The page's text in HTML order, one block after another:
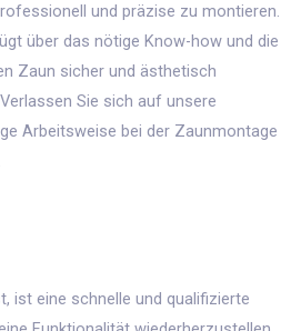
und präzise zu montieren.
über das nötige Know-how und die
Zaun sicher und ästhetisch
Sie sich auf unsere
Arbeitsweise bei der Zaunmontage
ist eine schnelle und qualifizierte